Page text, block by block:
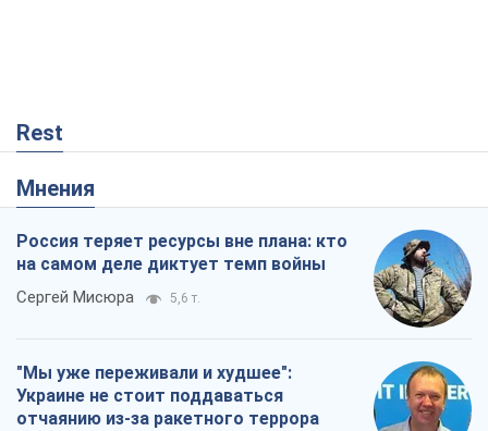
Rest
Мнения
Россия теряет ресурсы вне плана: кто
на самом деле диктует темп войны
Сергей Мисюра 5,6 т.
"Мы уже переживали и худшее":
Украине не стоит поддаваться
отчаянию из-за ракетного террора